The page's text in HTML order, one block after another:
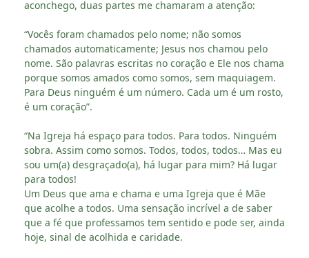
aconchego, duas partes me chamaram a atenção:
“Vocês foram chamados pelo nome; não somos
chamados automaticamente; Jesus nos chamou pelo
nome. São palavras escritas no coração e Ele nos chama
porque somos amados como somos, sem maquiagem.
Para Deus ninguém é um número. Cada um é um rosto,
é um coração”.
“Na Igreja há espaço para todos. Para todos. Ninguém
sobra. Assim como somos. Todos, todos, todos… Mas eu
sou um(a) desgraçado(a), há lugar para mim? Há lugar
para todos!
Um Deus que ama e chama e uma Igreja que é Mãe
que acolhe a todos. Uma sensação incrível a de saber
que a fé que professamos tem sentido e pode ser, ainda
hoje, sinal de acolhida e caridade.